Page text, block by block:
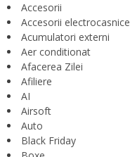
Accesorii
Accesorii electrocasnice
Acumulatori externi
Aer conditionat
Afacerea Zilei
Afiliere
AI
Airsoft
Auto
Black Friday